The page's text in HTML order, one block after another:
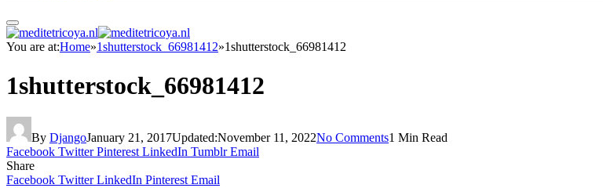
You are at:Home»1shutterstock_66981412»1shutterstock_66981412
1shutterstock_66981412
By DjangoJanuary 21, 2017Updated:November 11, 2022No Comments1 Min Read
Facebook Twitter Pinterest LinkedIn Tumblr Email
Share
Facebook Twitter LinkedIn Pinterest Email